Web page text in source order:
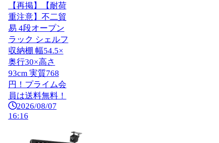
【再掲】【耐荷
重注意】不二貿
易 4段オープン
ラック シェルフ
収納棚 幅54.5×
奥行30×高さ
93cm 実質768
円！プライム会
員は送料無料！
2026/08/07
16:16